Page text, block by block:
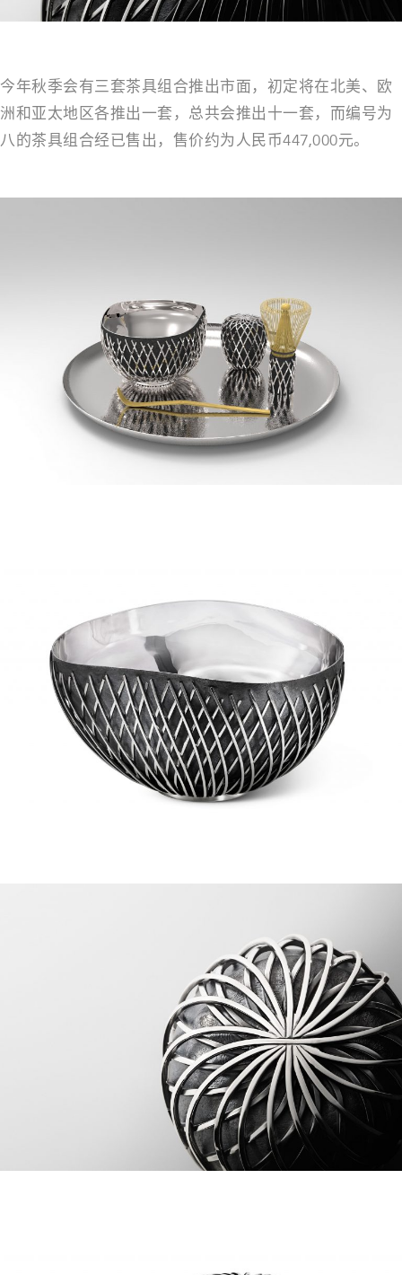
今年秋季会有三套茶具组合推出市面，初定将在北美、欧
洲和亚太地区各推出一套，总共会推出十一套，而编号为
八的茶具组合经已售出，售价约为人民币447,000元。